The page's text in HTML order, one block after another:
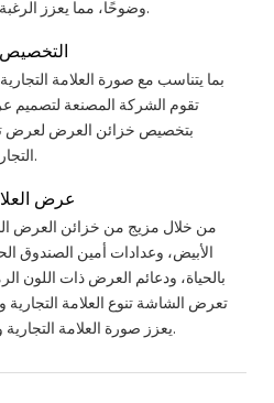
وضوحًا، مما يعزز الرغبة في الشراء.
بما يتناسب مع صورة العلامة التجارية
تقوم الشركة المصنعة لتصميم
بتخصيص خزائن العرض لعرض
التجارية وأسلوبها.
عرض
من خلال مزيج من خزائن العرض
الأبيض، وعدادات أمين الصندوق
بالحياة، ودعائم العرض ذات اللون
تعرض الشاشة تنوع العلامة التجارية
يعزز صورة العلامة التجارية والاعتراف بها.